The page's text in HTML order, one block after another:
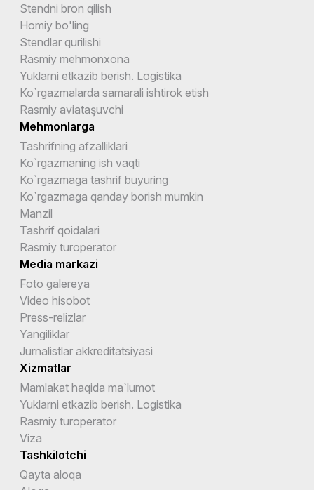
Stendni bron qilish
Homiy bo'ling
Stendlar qurilishi
Rasmiy mehmonxona
Yuklarni etkazib berish. Logistika
Ko`rgazmalarda samarali ishtirok etish
Rasmiy aviataşuvchi
Mehmonlarga
Tashrifning afzalliklari
Ko`rgazmaning ish vaqti
Ko`rgazmaga tashrif buyuring
Ko`rgazmaga qanday borish mumkin
Manzil
Tashrif qoidalari
Rasmiy turoperator
Media markazi
Foto galereya
Video hisobot
Press-relizlar
Yangiliklar
Jurnalistlar akkreditatsiyasi
Xizmatlar
Mamlakat haqida ma`lumot
Yuklarni etkazib berish. Logistika
Rasmiy turoperator
Viza
Tashkilotchi
Qayta aloqa